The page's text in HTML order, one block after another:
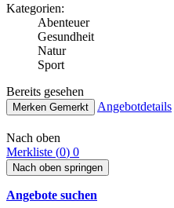
Kate­go­rien:
Abenteuer
Gesund­heit
Natur
Sport
Bereits gesehen
Merken Gemerkt Ange­botde­tails
Nach oben
Merkliste (0) 0
Nach oben springen
Angebote suchen